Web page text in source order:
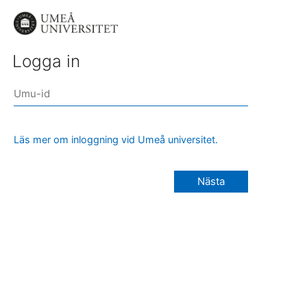
Logga in
Läs mer om inloggning vid Umeå universitet.
Nästa